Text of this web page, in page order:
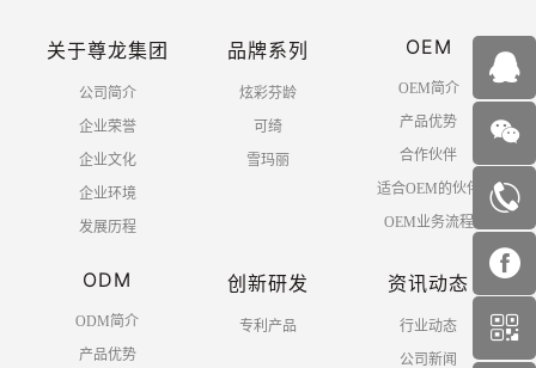
关于尊龙集团
公司简介
企业荣誉
企业文化
企业环境
发展历程
品牌系列
炫彩芬龄
可绮
雪玛丽
OEM
OEM简介
产品优势
合作伙伴
适合OEM的伙伴
OEM业务流程
ODM
ODM简介
产品优势
创新研发
专利产品
资讯动态
行业动态
公司新闻